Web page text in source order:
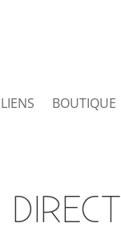
LIENS BOUTIQUE